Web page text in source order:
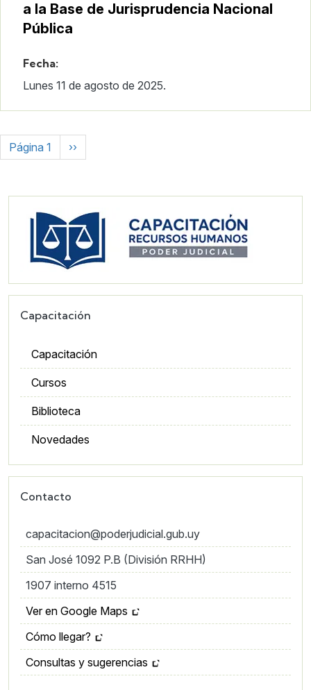
a la Base de Jurisprudencia Nacional
Pública
Fecha:
Lunes 11 de agosto de 2025.
Paginación
Página 1 Siguiente página
››
Imagen
Capacitación
Capacitación
Cursos
Biblioteca
Novedades
Contacto
capacitacion@poderjudicial.gub.uy
San José 1092 P.B (División RRHH)
1907 interno 4515
Ver en Google Maps
Cómo llegar?
Consultas y sugerencias